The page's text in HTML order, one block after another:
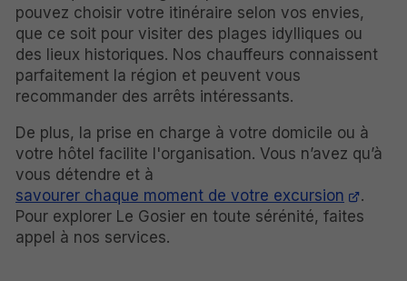
pouvez choisir votre itinéraire selon vos envies,
que ce soit pour visiter des plages idylliques ou
des lieux historiques. Nos chauffeurs connaissent
parfaitement la région et peuvent vous
recommander des arrêts intéressants.
De plus, la prise en charge à votre domicile ou à
votre hôtel facilite l'organisation. Vous n’avez qu’à
vous détendre et à
savourer chaque moment de votre excursion
.
Pour explorer Le Gosier en toute sérénité, faites
appel à nos services.